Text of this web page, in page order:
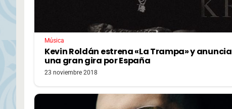
Música
Kevin Roldán estrena «La Trampa» y anuncia
una gran gira por España
23 noviembre 2018